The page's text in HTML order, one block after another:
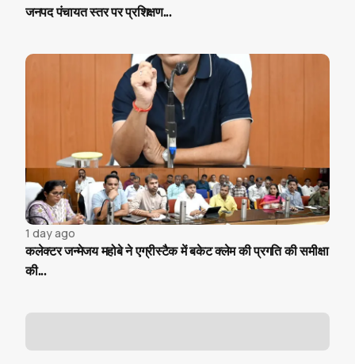
जनपद पंचायत स्तर पर प्रशिक्षण...
1 day ago
कलेक्टर जन्मेजय महोबे ने एग्रीस्टैक में बकेट क्लेम की प्रगति की समीक्षा
की...